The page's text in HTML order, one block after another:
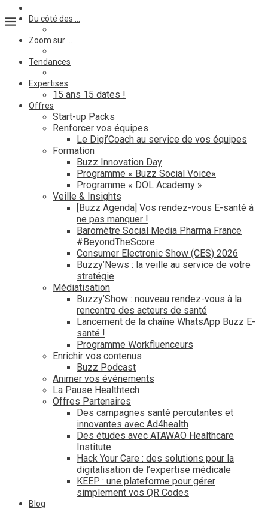
Du côté des …
Zoom sur …
Tendances
Expertises
15 ans 15 dates !
Offres
Start-up Packs
Renforcer vos équipes
Le Digi’Coach au service de vos équipes
Formation
Buzz Innovation Day
Programme « Buzz Social Voice»
Programme « DOL Academy »
Veille & Insights
[Buzz Agenda] Vos rendez-vous E-santé à
ne pas manquer !
Baromètre Social Media Pharma France
#BeyondTheScore
Consumer Electronic Show (CES) 2026
Buzzy’News : la veille au service de votre
stratégie
Médiatisation
Buzzy’Show : nouveau rendez-vous à la
rencontre des acteurs de santé
Lancement de la chaîne WhatsApp Buzz E-
santé !
Programme Workfluenceurs
Enrichir vos contenus
Buzz Podcast
Animer vos événements
La Pause Healthtech
Offres Partenaires
Des campagnes santé percutantes et
innovantes avec Ad4health
Des études avec ATAWAO Healthcare
Institute
Hack Your Care : des solutions pour la
digitalisation de l’expertise médicale
KEEP : une plateforme pour gérer
simplement vos QR Codes
Blog